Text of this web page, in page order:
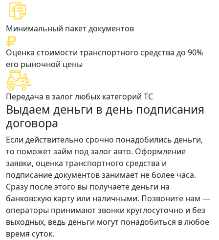
Минимальный пакет документов
Оценка стоимости транспортного средства до 90%
его рыночной цены
Передача в залог любых категорий ТС
Выдаем деньги в день подписания
договора
Если действительно срочно понадобились деньги,
то поможет займ под залог авто. Оформление
заявки, оценка транспортного средства и
подписание документов занимает не более часа.
Сразу после этого вы получаете деньги на
банковскую карту или наличными. Позвоните нам —
операторы принимают звонки круглосуточно и без
выходных, ведь деньги могут понадобиться в любое
время суток.